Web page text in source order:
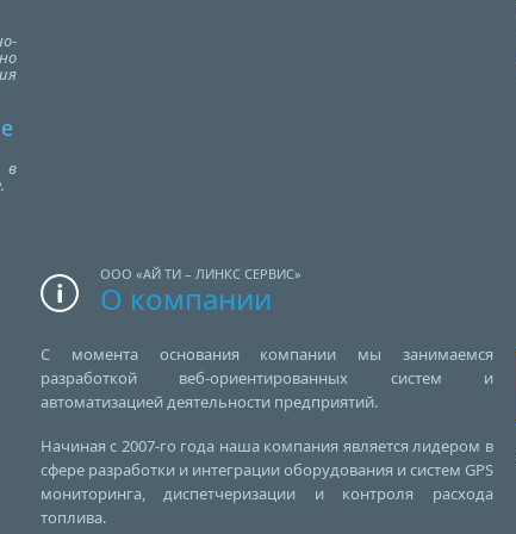
в
ООО «АЙ ТИ – ЛИНКС СЕРВИС»
О компании
С момента основания компании мы занимаемся
разработкой веб-ориентированных систем и
автоматизацией деятельности предприятий.
Начиная с 2007-го года наша компания является лидером в
сфере разработки и интеграции оборудования и систем GPS
мониторинга, диспетчеризации и контроля расхода
топлива.